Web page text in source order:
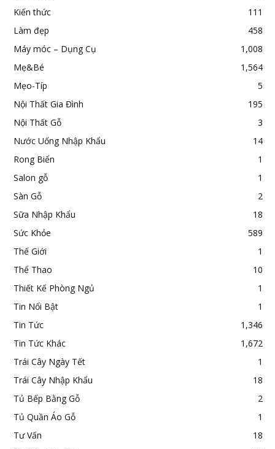
Kiến thức
111
Làm đẹp
458
Máy móc – Dụng Cụ
1,008
Mẹ&Bé
1,564
Mẹo-Típ
5
Nội Thất Gia Đình
195
Nội Thất Gỗ
3
Nước Uống Nhập Khẩu
14
Rong Biển
1
Salon gỗ
1
Sàn Gỗ
2
Sữa Nhập Khẩu
18
Sức Khỏe
589
Thế Giới
1
Thể Thao
10
Thiết Kế Phòng Ngủ
1
Tin Nổi Bật
1
Tin Tức
1,346
Tin Tức Khác
1,672
Trái Cây Ngày Tết
1
Trái Cây Nhập Khẩu
18
Tủ Bếp Bằng Gỗ
2
Tủ Quần Áo Gỗ
1
Tư Vấn
18